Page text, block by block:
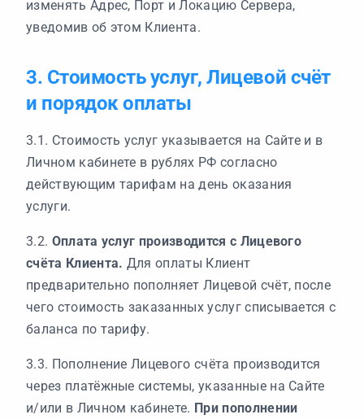
изменять Адрес, Порт и Локацию Сервера,
уведомив об этом Клиента.
3. Стоимость услуг, Лицевой счёт
и порядок оплаты
3.1. Стоимость услуг указывается на Сайте и в
Личном кабинете в рублях РФ согласно
действующим тарифам на день оказания
услуги.
3.2. Оплата услуг производится с Лицевого
счёта Клиента. Для оплаты Клиент
предварительно пополняет Лицевой счёт, после
чего стоимость заказанных услуг списывается с
баланса по тарифу.
3.3. Пополнение Лицевого счёта производится
через платёжные системы, указанные на Сайте
и/или в Личном кабинете. При пополнении